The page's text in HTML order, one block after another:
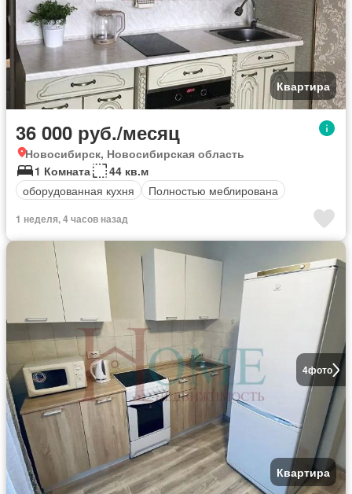
Квартира
36 000 руб./месяц
Новосибирск, Новосибирская область
1 Комната
44 кв.м
оборудованная кухня
Полностью меблирована
1 неделя, 4 часов назад
4фото
Квартира